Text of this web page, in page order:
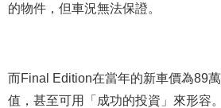
的物件，但車況無法保證。
而Final Edition在當年的新車價為89
值，甚至可用「成功的投資」來形容